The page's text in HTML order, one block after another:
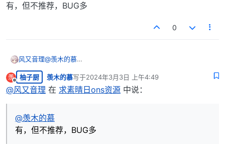
有，但不推荐，BUG多
0
风又音理@羡木的慕
羡
离线
柚子厨 羡木的慕写于2024年3月3日 上午4:49
最后由 编辑
@风又音理 在 求素晴日ons资源 中说：
@羡木的慕
有，但不推荐，BUG多